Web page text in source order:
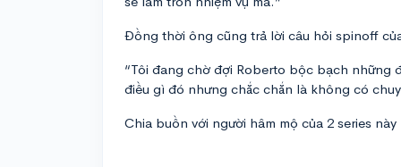
Đồng thời ông cũng trả lời câu hỏi spinoff
“Tôi đang chờ đợi Roberto bộc bạch những
điều gì đó nhưng chắc chắn là không có
Chia buồn với người hâm mộ của 2 series